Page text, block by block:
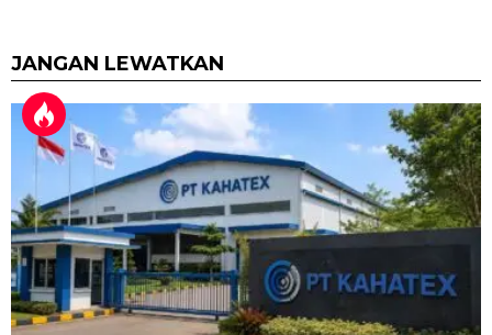
JANGAN LEWATKAN